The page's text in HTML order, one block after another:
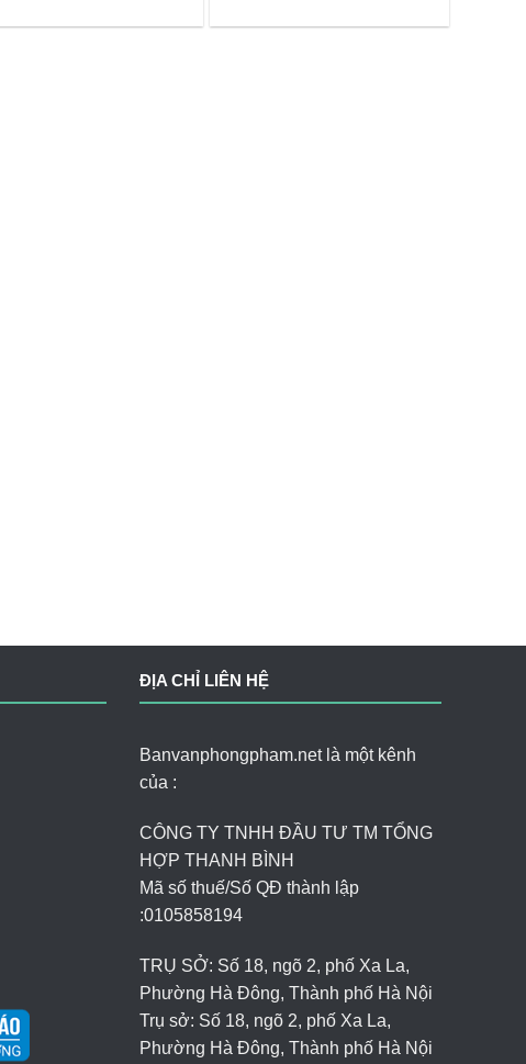
ĐỊA CHỈ LIÊN HỆ
Banvanphongpham.net là một kênh
của :
CÔNG TY TNHH ĐẦU TƯ TM TỔNG
HỢP THANH BÌNH
Mã số thuế/Số QĐ thành lập
:0105858194
TRỤ SỞ: Số 18, ngõ 2, phố Xa La,
Phường Hà Đông, Thành phố Hà Nội
Trụ sở: Số 18, ngõ 2, phố Xa La,
Phường Hà Đông, Thành phố Hà Nội